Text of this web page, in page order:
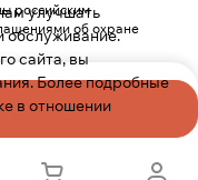
улучшать
обслуживание.
сайта, вы
Более подробные
в отношении
российским
об охране